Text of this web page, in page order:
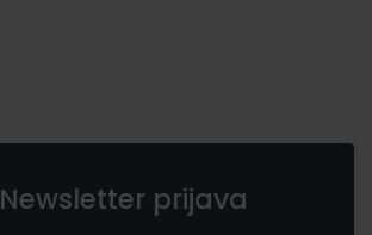
Newsletter prijava